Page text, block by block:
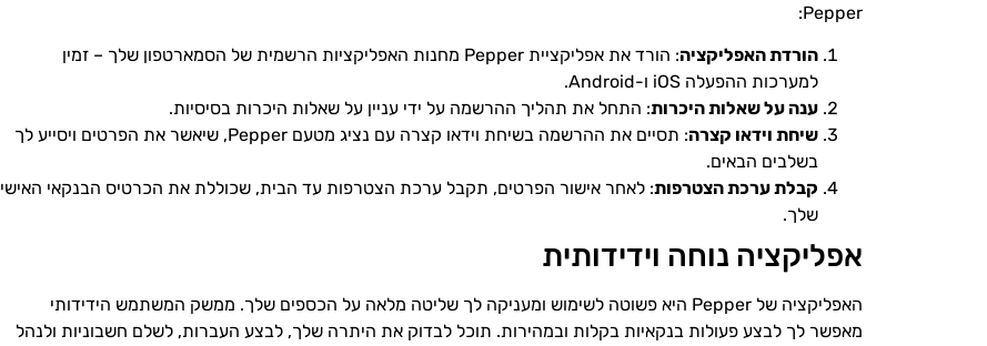
Pepper:
הורדת האפליקציה
: הורד את אפליקציית Pepper מחנות האפליקציות הרשמית של הסמארטפון שלך – זמין
למערכות ההפעלה iOS ו-Android.
ענה על שאלות היכרות: התחל את תהליך ההרשמה על ידי עניין על שאלות היכרות בסיסיות.
שיחת וידאו קצרה
: תסיים את ההרשמה בשיחת וידאו קצרה עם נציג מטעם Pepper, שיאשר את הפרטים ויסייע לך
בשלבים הבאים.
קבלת ערכת הצטרפות: לאחר אישור הפרטים, תקבל ערכת הצטרפות עד הבית, שכוללת את הכרטיס הבנקאי האישי
שלך.
אפליקציה נוחה וידידותית
האפליקציה של Pepper היא פשוטה לשימוש ומעניקה לך שליטה מלאה על הכספים שלך. ממשק המשתמש הידידותי
מאפשר לך לבצע פעולות בנקאיות בקלות ובמהירות. תוכל לבדוק את היתרה שלך, לבצע העברות, לשלם חשבוניות ולנהל